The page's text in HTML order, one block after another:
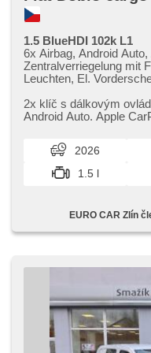
1.5 BlueHDI 102k L1
6x Airbag, Android
Zentralverriegelung mit
Leuchten, El.
einstellbar,
zadní, erfüllt 'EURO VI',
Stop System, beheizte
2x klíč s dálkovým
Android Auto. Apple
2026
1.5 l
EURO CAR Zlín